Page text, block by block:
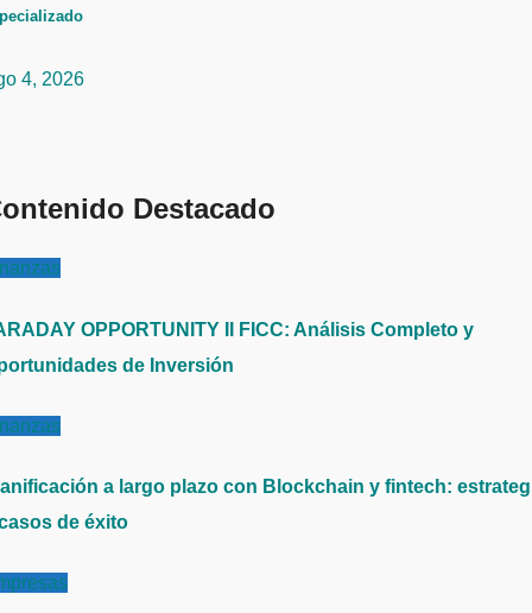
4, 2026
Destacado
OPPORTUNITY II FICC: Análisis Completo y
de Inversión
a largo plazo con Blockchain y fintech:
de éxito